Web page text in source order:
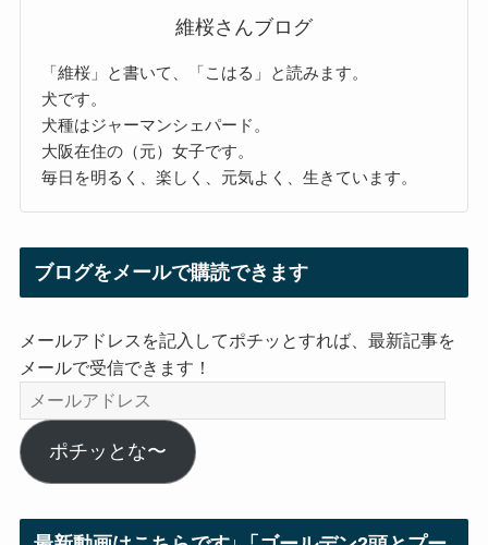
維桜さんブログ
「維桜」と書いて、「こはる」と読みます。
犬です。
犬種はジャーマンシェパード。
大阪在住の（元）女子です。
毎日を明るく、楽しく、元気よく、生きています。
ブログをメールで購読できます
メールアドレスを記入してポチッとすれば、最新記事を
メールで受信できます！
メ
ー
ル
ア
ポチッとな〜